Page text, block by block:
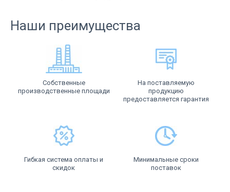
Наши преимущества
Собственные
производственные площади
На поставляемую
продукцию
предоставляется гарантия
Гибкая система оплаты и
скидок
Минимальные сроки
поставок